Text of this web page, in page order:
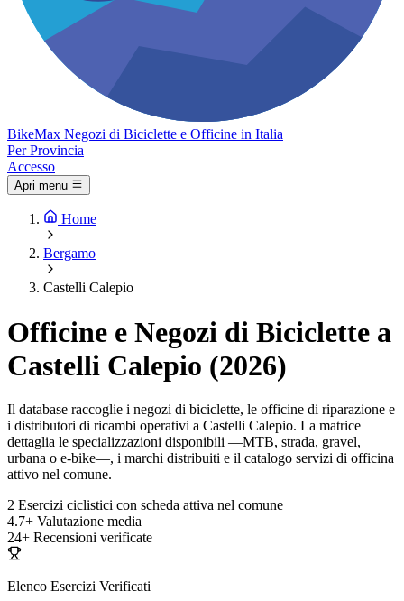
BikeMax Negozi di Biciclette e Officine in Italia
Per Provincia
Accesso
Apri menu
Home
Bergamo
Castelli Calepio
Officine e Negozi di Biciclette a
Castelli Calepio (2026)
Il database raccoglie i negozi di biciclette, le officine di riparazione e
i distributori di ricambi operativi a Castelli Calepio. La matrice
dettaglia le specializzazioni disponibili —MTB, strada, gravel,
urbana o e-bike—, i marchi distribuiti e il catalogo servizi di officina
attivo nel comune.
2 Esercizi ciclistici con scheda attiva nel comune
4.7+ Valutazione media
24+ Recensioni verificate
Elenco Esercizi Verificati